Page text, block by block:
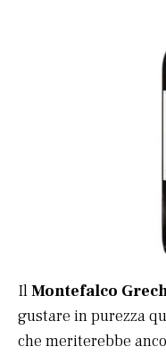
IlMontefalco
gustare in purezza
che meriterebbe